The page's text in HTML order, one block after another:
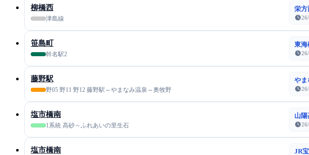
柳橋西
津島線
栄方
笹島町
幹名駅2
東海
藤野駅
野05 野11 野12 藤野駅⇔やまなみ温泉⇔奥牧野
やま
塩市橋南
1系統 高砂～ふれあいの里生石
山
塩市橋南 JR